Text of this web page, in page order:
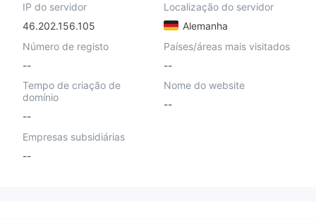
IP do servidor
46.202.156.105
Localização do servidor
Alemanha
Número de registo
--
Países/áreas mais visitados
--
Tempo de criação de
domínio
--
Nome do website
--
Empresas subsidiárias
--